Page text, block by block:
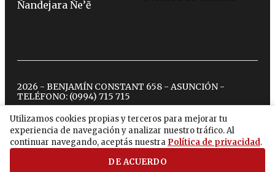
Utilizamos cookies propias y terceros para mejorar tu
experiencia de navegación y analizar nuestro tráfico. Al
continuar navegando, aceptás nuestra Política de privacidad.
DE ACUERDO
Ñandejara Ñe’ẽ
2026 - BENJAMÍN CONSTANT 658 - ASUNCIÓN -
TELÉFONO: (0994) 715 715
twitterinstagram
facebook
tiktokyoutubespotify